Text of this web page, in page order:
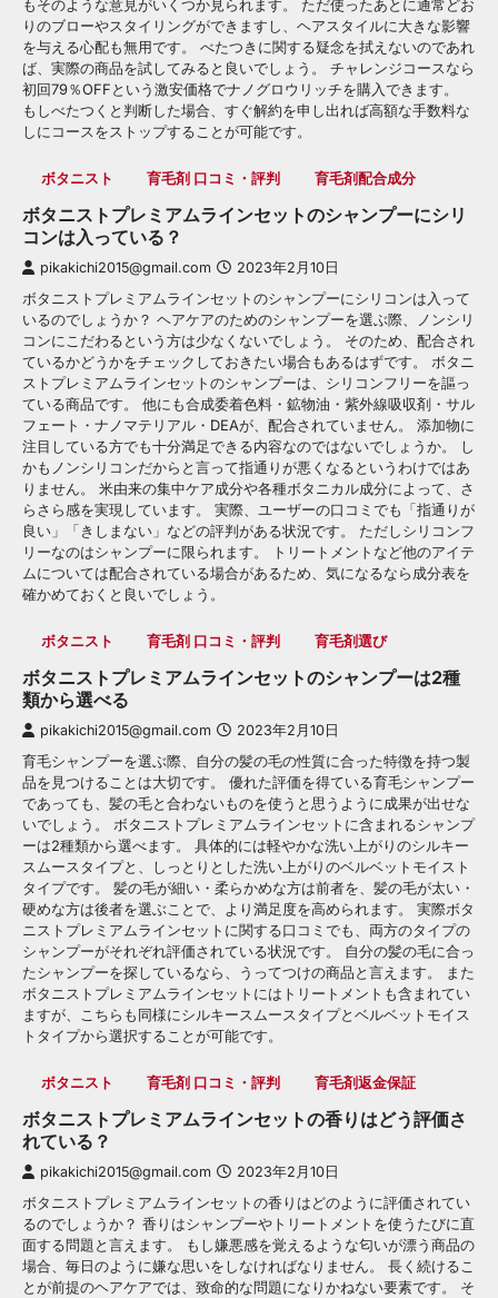
もそのような意見がいくつか見られます。 ただ使ったあとに通常どお
りのブローやスタイリングができますし、ヘアスタイルに大きな影響
を与える心配も無用です。 べたつきに関する疑念を拭えないのであれ
ば、実際の商品を試してみると良いでしょう。 チャレンジコースなら
初回79％OFFという激安価格でナノグロウリッチを購入できます。
もしべたつくと判断した場合、すぐ解約を申し出れば高額な手数料な
しにコースをストップすることが可能です。
ボタニスト 育毛剤 口コミ・評判 育毛剤配合成分
ボタニストプレミアムラインセットのシャンプーにシリ
コンは入っている？
pikakichi2015@gmail.com 2023年2月10日
ボタニストプレミアムラインセットのシャンプーにシリコンは入って
いるのでしょうか？ ヘアケアのためのシャンプーを選ぶ際、ノンシリ
コンにこだわるという方は少なくないでしょう。 そのため、配合され
ているかどうかをチェックしておきたい場合もあるはずです。 ボタニ
ストプレミアムラインセットのシャンプーは、シリコンフリーを謳っ
ている商品です。 他にも合成委着色料・鉱物油・紫外線吸収剤・サル
フェート・ナノマテリアル・DEAが、配合されていません。 添加物に
注目している方でも十分満足できる内容なのではないでしょうか。 し
かもノンシリコンだからと言って指通りが悪くなるというわけではあ
りません。 米由来の集中ケア成分や各種ボタニカル成分によって、さ
らさら感を実現しています。 実際、ユーザーの口コミでも「指通りが
良い」「きしまない」などの評判がある状況です。 ただしシリコンフ
リーなのはシャンプーに限られます。 トリートメントなど他のアイテ
ムについては配合されている場合があるため、気になるなら成分表を
確かめておくと良いでしょう。
ボタニスト 育毛剤 口コミ・評判 育毛剤選び
ボタニストプレミアムラインセットのシャンプーは2種
類から選べる
pikakichi2015@gmail.com 2023年2月10日
育毛シャンプーを選ぶ際、自分の髪の毛の性質に合った特徴を持つ製
品を見つけることは大切です。 優れた評価を得ている育毛シャンプー
であっても、髪の毛と合わないものを使うと思うように成果が出せな
いでしょう。 ボタニストプレミアムラインセットに含まれるシャンプ
ーは2種類から選べます。 具体的には軽やかな洗い上がりのシルキー
スムースタイプと、しっとりとした洗い上がりのベルベットモイスト
タイプです。 髪の毛が細い・柔らかめな方は前者を、髪の毛が太い・
硬めな方は後者を選ぶことで、より満足度を高められます。 実際ボタ
ニストプレミアムラインセットに関する口コミでも、両方のタイプの
シャンプーがそれぞれ評価されている状況です。 自分の髪の毛に合っ
たシャンプーを探しているなら、うってつけの商品と言えます。 また
ボタニストプレミアムラインセットにはトリートメントも含まれてい
ますが、こちらも同様にシルキースムースタイプとベルベットモイス
トタイプから選択することが可能です。
ボタニスト 育毛剤 口コミ・評判 育毛剤返金保証
ボタニストプレミアムラインセットの香りはどう評価さ
れている？
pikakichi2015@gmail.com 2023年2月10日
ボタニストプレミアムラインセットの香りはどのように評価されてい
るのでしょうか？ 香りはシャンプーやトリートメントを使うたびに直
面する問題と言えます。 もし嫌悪感を覚えるような匂いが漂う商品の
場合、毎日のように嫌な思いをしなければなりません。 長く続けるこ
とが前提のヘアケアでは、致命的な問題になりかねない要素です。 そ